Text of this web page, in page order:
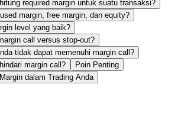
required margin untuk suatu transaksi?
margin, free margin, dan equity?
level yang baik?
call versus stop-out?
tidak dapat memenuhi margin call?
margin call?
Poin Penting
dalam Trading Anda